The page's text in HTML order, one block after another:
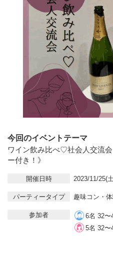
今回のイベントテーマ
ワイン飲み比べ♡社会人交流
ー付き！》
開催日時 2023/11/25(
パーティータイプ 趣味コン・
参加者
6名 32〜
5名 32〜